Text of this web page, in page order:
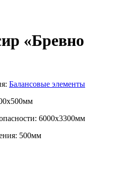
«Бревно
Балансовые элементы
6000х3300мм
500мм